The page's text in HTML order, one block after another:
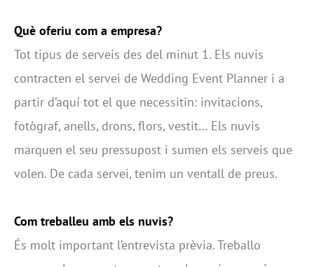
Què oferiu com a empresa?
Tot tipus de serveis des del minut 1. Els nuvis
contracten el servei de Wedding Event Planner i a
partir d’aquí tot el que necessitin: invitacions,
fotògraf, anells, drons, flors, vestit… Els nuvis
marquen el seu pressupost i sumen els serveis que
volen. De cada servei, tenim un ventall de preus.
Com treballeu amb els nuvis?
És molt important l’entrevista prèvia. Treballo